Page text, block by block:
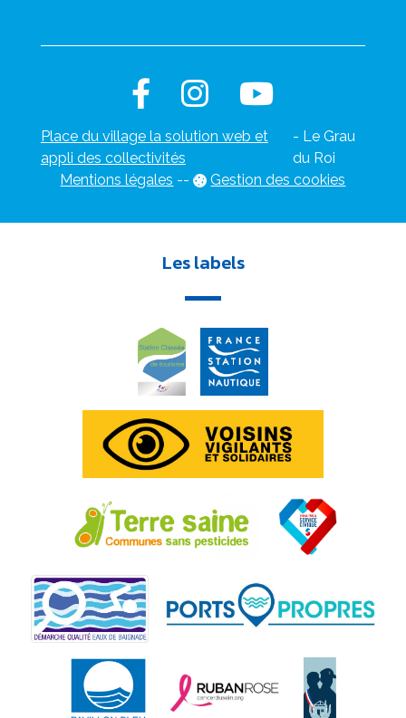
Place du village la solution web et
appli des collectivités
- Le Grau
du Roi
Mentions légales -- Gestion des cookies
Les labels